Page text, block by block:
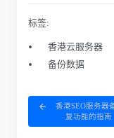
标签:
香港云服务器
备份数据
香港SEO服务器
复功能的指南